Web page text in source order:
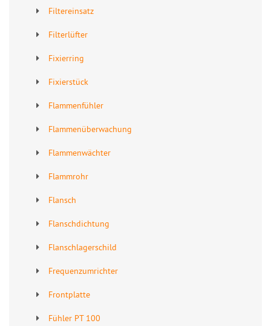
Filtereinsatz
Filterlüfter
Fixierring
Fixierstück
Flammenfühler
Flammenüberwachung
Flammenwächter
Flammrohr
Flansch
Flanschdichtung
Flanschlagerschild
Frequenzumrichter
Frontplatte
Fühler PT 100